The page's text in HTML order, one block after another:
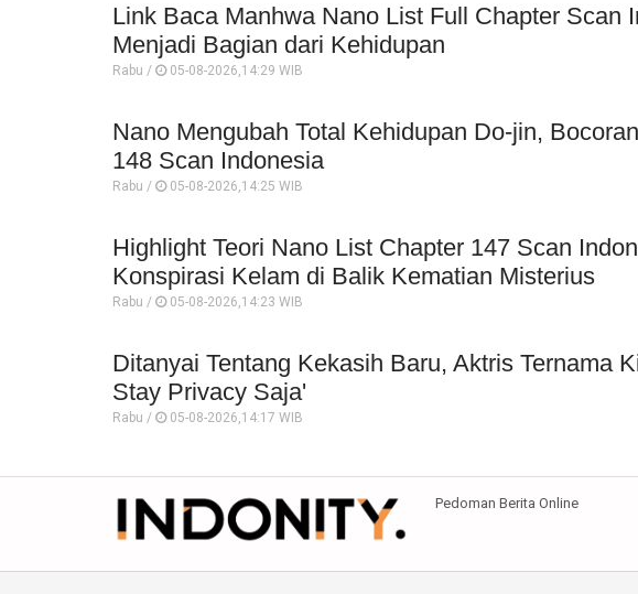
Link Baca Manhwa Nano List Full Chapter Scan
Menjadi Bagian dari Kehidupan
Rabu / 05-08-2026,14:29 WIB
Nano Mengubah Total Kehidupan Do-jin,
148 Scan Indonesia
Rabu / 05-08-2026,14:25 WIB
Highlight Teori Nano List Chapter 147 Scan
Konspirasi Kelam di Balik Kematian Misterius
Rabu / 05-08-2026,14:23 WIB
Ditanyai Tentang Kekasih Baru, Aktris Ternama
Stay Privacy Saja'
Rabu / 05-08-2026,14:17 WIB
Pedoman Berita Online